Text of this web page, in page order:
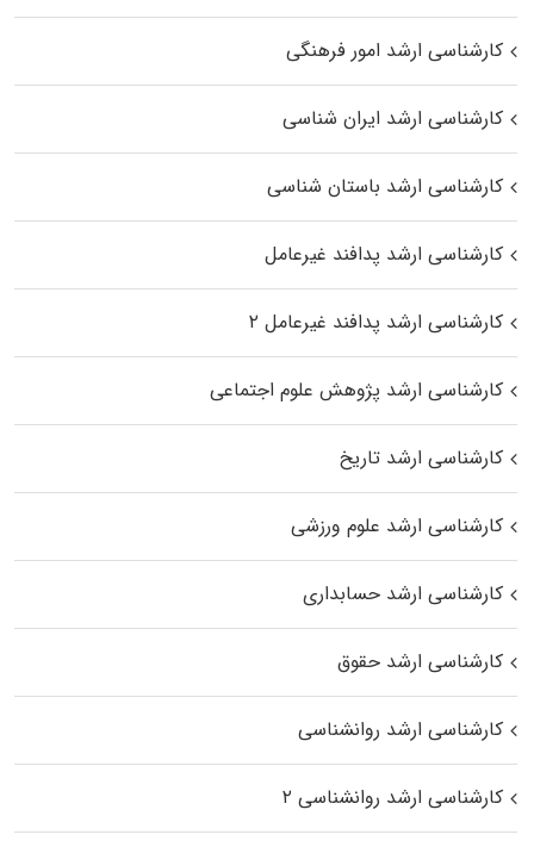
کارشناسی ارشد امور فرهنگی
کارشناسی ارشد ایران شناسی
کارشناسی ارشد باستان شناسی
کارشناسی ارشد پدافند غیرعامل
کارشناسی ارشد پدافند غیرعامل ۲
کارشناسی ارشد پژوهش علوم اجتماعی
کارشناسی ارشد تاریخ
کارشناسی ارشد علوم ورزشی
کارشناسی ارشد حسابداری
کارشناسی ارشد حقوق
کارشناسی ارشد روانشناسی
کارشناسی ارشد روانشناسی ۲